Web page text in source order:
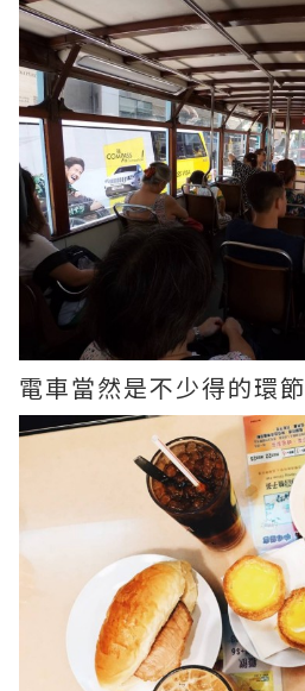
電車當然是不少得的環節